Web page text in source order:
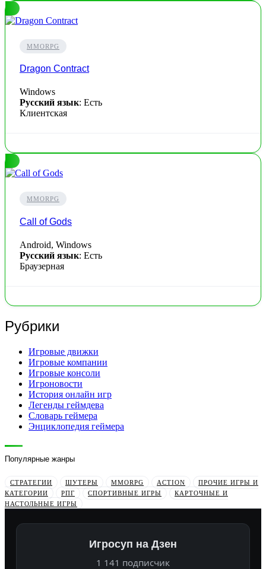
MMORPG
Dragon Contract
Windows
Русский язык: Есть
Клиентская
MMORPG
Call of Gods
Android, Windows
Русский язык: Есть
Браузерная
Рубрики
Игровые движки
Игровые компании
Игровые консоли
Игроновости
История онлайн игр
Легенды геймдева
Словарь геймера
Энциклопедия геймера
Популярные жанры
СТРАТЕГИИ ШУТЕРЫ MMORPG ACTION
ПРОЧИЕ ИГРЫ И
КАТЕГОРИИ
РПГ СПОРТИВНЫЕ ИГРЫ
КАРТОЧНЫЕ И
НАСТОЛЬНЫЕ ИГРЫ
Игросуп на Дзен
1 141 подписчик